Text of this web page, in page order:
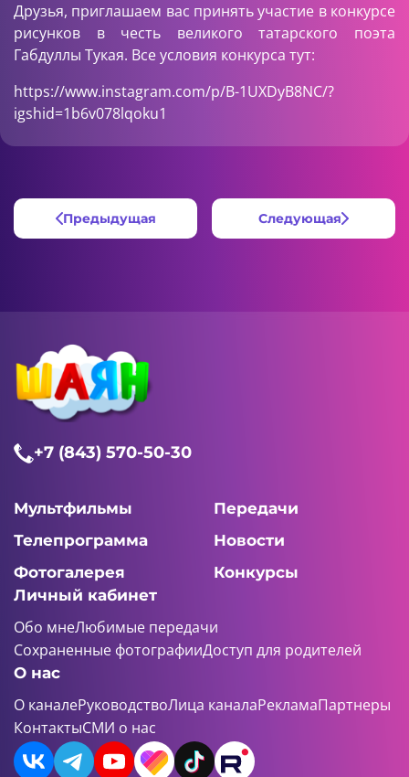
Друзья, приглашаем вас принять участие в конкурсе
рисунков в честь великого татарского поэта
Габдуллы Тукая. Все условия конкурса тут:
https://www.instagram.com/p/B-1UXDyB8NC/?
igshid=1b6v078lqoku1
Предыдущая Следующая
+7 (843) 570-50-30
Мультфильмы
Передачи
Телепрограмма
Новости
Фотогалерея
Конкурсы
Личный кабинет
Обо мнеЛюбимые передачи
Сохраненные фотографииДоступ для родителей
О нас
О каналеРуководствоЛица каналаРекламаПартнеры
КонтактыСМИ о нас